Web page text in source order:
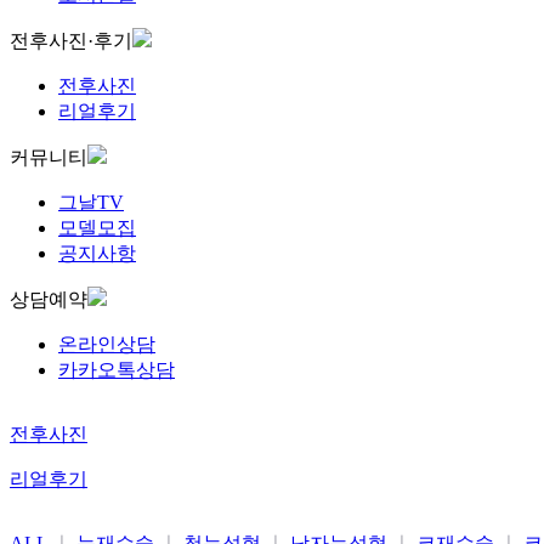
전후사진·후기
전후사진
리얼후기
커뮤니티
그날TV
모델모집
공지사항
상담예약
온라인상담
카카오톡상담
전후사진
리얼후기